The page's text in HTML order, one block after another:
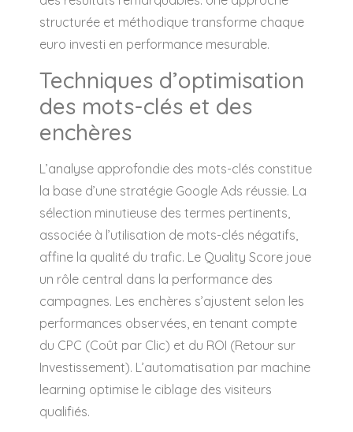
structurée et méthodique transforme chaque
euro investi en performance mesurable.
Techniques d’optimisation
des mots-clés et des
enchères
L’analyse approfondie des mots-clés constitue
la base d’une stratégie Google Ads réussie. La
sélection minutieuse des termes pertinents,
associée à l’utilisation de mots-clés négatifs,
affine la qualité du trafic. Le Quality Score joue
un rôle central dans la performance des
campagnes. Les enchères s’ajustent selon les
performances observées, en tenant compte
du CPC (Coût par Clic) et du ROI (Retour sur
Investissement). L’automatisation par machine
learning optimise le ciblage des visiteurs
qualifiés.